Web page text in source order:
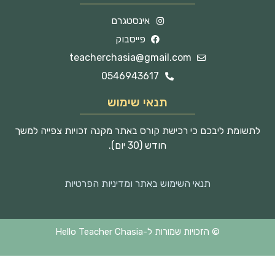
אינסטגרם
פייסבוק
teacherchasia@gmail.com
0546943617
תנאי שימוש
לתשומת ליבכם כי רכישת קורס באתר מקנה זכויות צפייה למשך
חודש (30 יום).
תנאי השימוש באתר ומדיניות הפרטיות
© הזכויות שמורות ל-Hello Teacher Chasia